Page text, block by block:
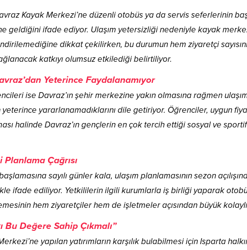
Kayak Merkezi’ne düzenli otobüs ya da servis seferlerinin
geldiğini ifade ediyor. Ulaşım yetersizliği nedeniyle kayak
dikkat çekilirken, bu durumun hem ziyaretçi
katkıyı olumsuz etkilediği belirtiliyor.
Yeterince Faydalanamıyor
ise Davraz’ın şehir merkezine yakın olmasına rağmen ulaşım
yararlanamadıklarını dile getiriyor. Öğrenciler, uygun
halinde Davraz’ın gençlerin en çok tercih ettiği sosyal ve
Planlama Çağrısı
sayılı günler kala, ulaşım planlamasının sezon
ifade ediliyor. Yetkililerin ilgili kurumlarla iş birliği yaparak
hem ziyaretçiler hem de işletmeler açısından büyük
Bu Değere Sahip Çıkmalı”
yapılan yatırımların karşılık bulabilmesi için Isparta